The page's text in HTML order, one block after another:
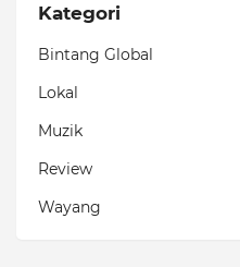
Kategori
Bintang Global
Lokal
Muzik
Review
Wayang